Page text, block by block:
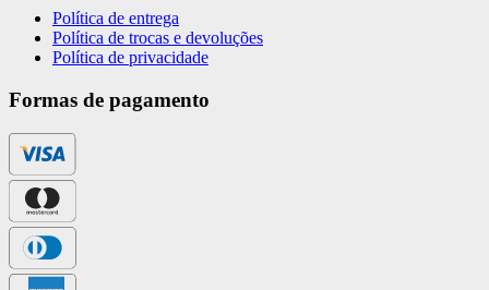
Política de entrega
Política de trocas e devoluções
Política de privacidade
Formas de pagamento